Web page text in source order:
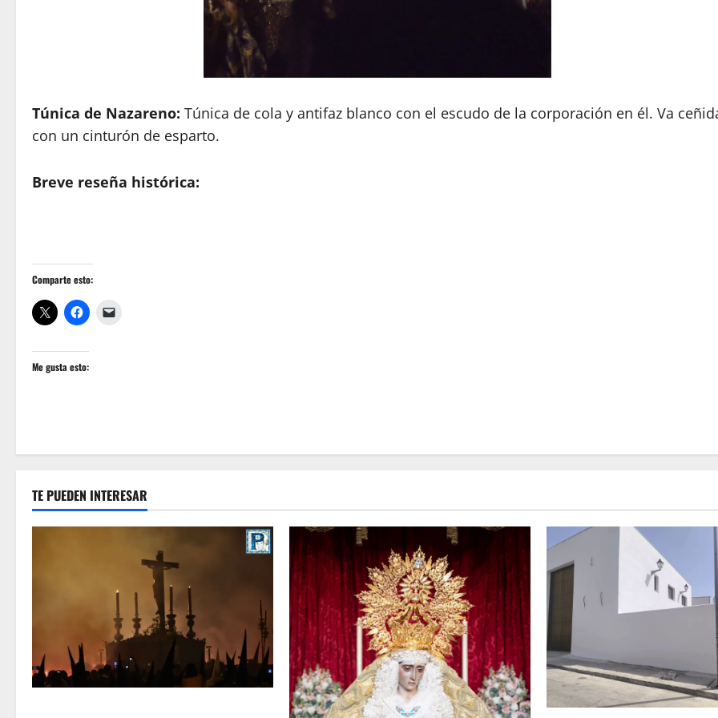
Túnica de Nazareno: Túnica de cola y antifaz blanco con el escudo de la corporación en él. Va
con un cinturón de esparto.
Breve reseña histórica:
Comparte esto:
Me gusta esto:
TE PUEDEN INTERESAR